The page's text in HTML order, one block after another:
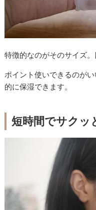
特徴的なのがそのサイズ
ポイント使いできるのが
的に保湿できます。
短時間でサクッ